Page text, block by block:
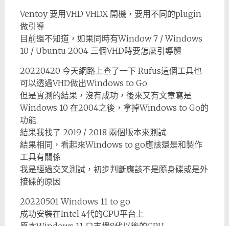
Ventoy 要用VHD VHDX 開機，要用不同的plugin
做引導
目前還不知道，如果同時有Window 7 / Windows
10 / Ubuntu 2004 三個VHD時要怎麼引導體
20220420 今天網路上查了一下 Rufus這個工具也
可以透過VHD做出Windows to Go
但是實測的結果，沒有成功，後來又有文章寫是
Windows 10 在2004之後，拿掉Windows to Go的
功能
結果我找了 2019 / 2018 兩個版本來測試
結果相同，看起來Windows to go應該還是和製作
工具有關係
我是經過交叉測試，初步判斷應該不是隨身碟或是外
接碟的原因
20220501 Windows 11 to go
成功安裝在Intel 4代的CPU平台上